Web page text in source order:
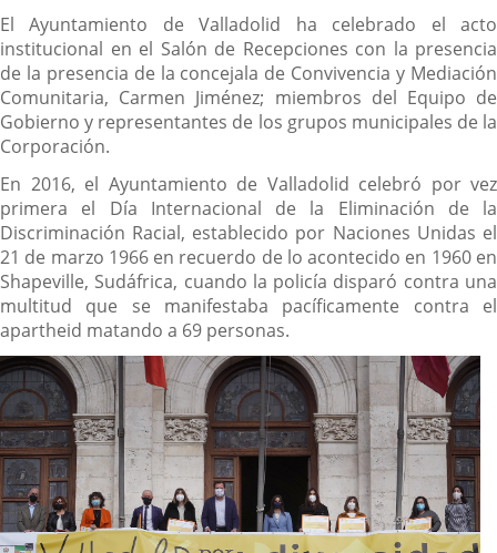
El Ayuntamiento de Valladolid ha celebrado el acto
institucional en el Salón de Recepciones con la presencia
de la presencia de la concejala de Convivencia y Mediación
Comunitaria, Carmen Jiménez; miembros del Equipo de
Gobierno y representantes de los grupos municipales de la
Corporación.
En 2016, el Ayuntamiento de Valladolid celebró por vez
primera el Día Internacional de la Eliminación de la
Discriminación Racial, establecido por Naciones Unidas el
21 de marzo 1966 en recuerdo de lo acontecido en 1960 en
Shapeville, Sudáfrica, cuando la policía disparó contra una
multitud que se manifestaba pacíficamente contra el
apartheid matando a 69 personas.